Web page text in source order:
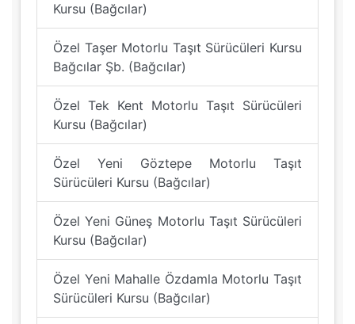
Kursu (Bağcılar)
Özel Taşer Motorlu Taşıt Sürücüleri Kursu
Bağcılar Şb. (Bağcılar)
Özel Tek Kent Motorlu Taşıt Sürücüleri
Kursu (Bağcılar)
Özel Yeni Göztepe Motorlu Taşıt
Sürücüleri Kursu (Bağcılar)
Özel Yeni Güneş Motorlu Taşıt Sürücüleri
Kursu (Bağcılar)
Özel Yeni Mahalle Özdamla Motorlu Taşıt
Sürücüleri Kursu (Bağcılar)